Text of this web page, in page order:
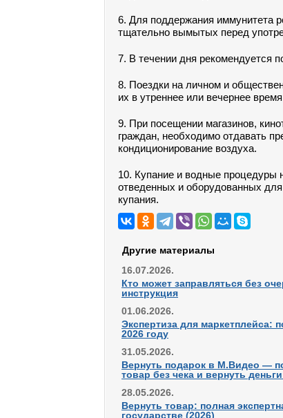
6. Для поддержания иммунитета
тщательно вымытых перед
7. В течении дня рекомендуется
8. Поездки на личном и
их в утреннее или вечернее
9. При посещении магазинов,
граждан, необходимо отдавать
кондиционирование воздуха.
10. Купание и водные процедуры
отведенных и оборудованных
купания.
Другие материалы
16.07.2026.
Кто может заправляться без
инструкция
01.06.2026.
Экспертиза для маркетплейса:
2026 году
31.05.2026.
Вернуть подарок в М.Видео —
товар без чека и вернуть
28.05.2026.
Вернуть товар: полная
государстве (2026)